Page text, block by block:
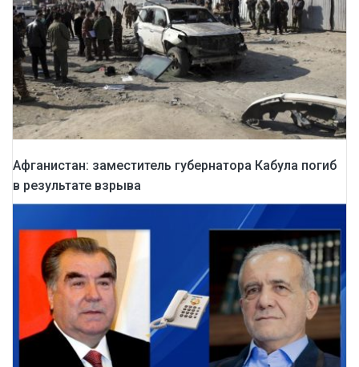
Афганистан: заместитель губернатора Кабула погиб
в результате взрыва